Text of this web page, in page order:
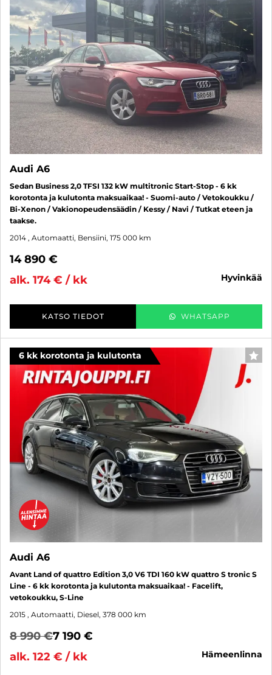
Audi A6
Sedan Business 2,0 TFSI 132 kW multitronic Start-Stop - 6 kk
korotonta ja kulutonta maksuaikaa! - Suomi-auto / Vetokoukku /
Bi-Xenon / Vakionopeudensäädin / Kessy / Navi / Tutkat eteen ja
taakse.
2014 , Automaatti, Bensiini, 175 000 km
14 890 €
alk. 174 € / kk
hyvinkää
KATSO TIEDOT WHATSAPP
6 kk korotonta ja kulutonta
Audi A6
Avant Land of quattro Edition 3,0 V6 TDI 160 kW quattro S tronic S
Line - 6 kk korotonta ja kulutonta maksuaikaa! - Facelift,
vetokoukku, S-Line
2015 , Automaatti, Diesel, 378 000 km
8 990 €7 190 €
alk. 122 € / kk
hämeenlinna